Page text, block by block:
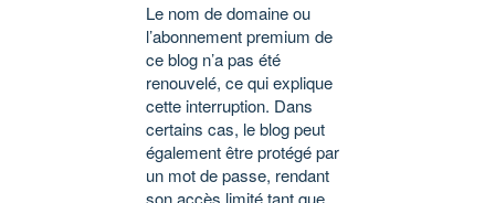
Le nom de domaine ou
l’abonnement premium de
ce blog n’a pas été
renouvelé, ce qui explique
cette interruption. Dans
certains cas, le blog peut
également être protégé par
un mot de passe, rendant
son accès limité tant que